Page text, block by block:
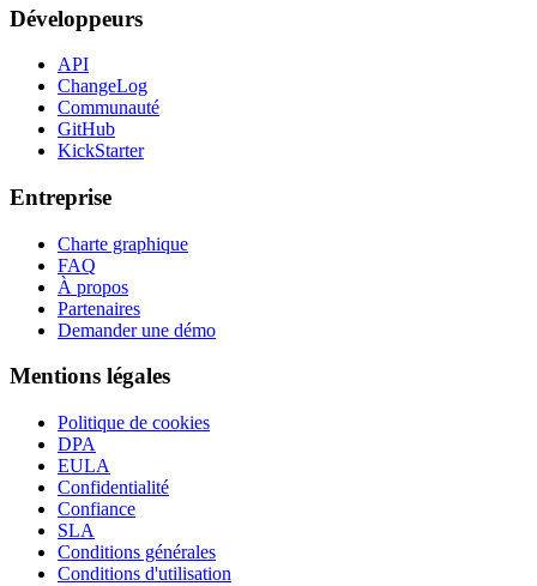
Développeurs
API
ChangeLog
Communauté
GitHub
KickStarter
Entreprise
Charte graphique
FAQ
À propos
Partenaires
Demander une démo
Mentions légales
Politique de cookies
DPA
EULA
Confidentialité
Confiance
SLA
Conditions générales
Conditions d'utilisation